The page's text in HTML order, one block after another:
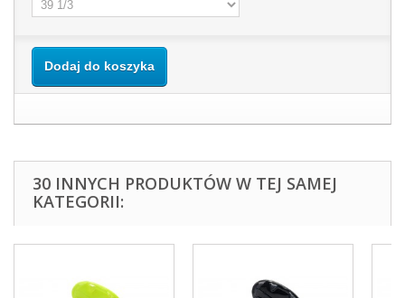
Dodaj do koszyka
30 INNYCH PRODUKTÓW W TEJ SAMEJ
KATEGORII: